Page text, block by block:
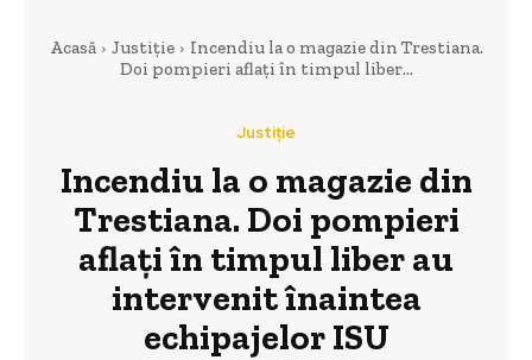
Acasă Justiție
Incendiu la o magazie din Trestiana.
Doi pompieri aflați în timpul liber...
Justiție
Incendiu la o magazie din
Trestiana. Doi pompieri
aflați în timpul liber au
intervenit înaintea
echipajelor ISU